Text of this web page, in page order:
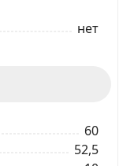
нет
60
52,5
персональных